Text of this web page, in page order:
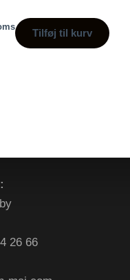
Tilføj til kurv
26 66